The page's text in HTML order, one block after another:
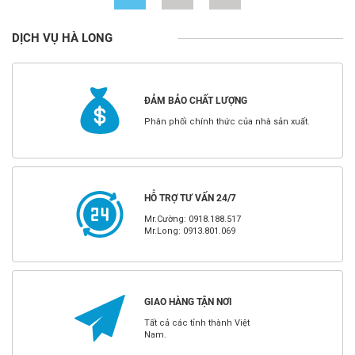
DỊCH VỤ HÀ LONG
ĐẢM BẢO CHẤT LƯỢNG
Phân phối chính thức của nhà sản xuất.
HỖ TRỢ TƯ VẤN 24/7
Mr.Cường: 0918.188.517
Mr.Long: 0913.801.069
GIAO HÀNG TẬN NƠI
Tất cả các tỉnh thành Việt
Nam.